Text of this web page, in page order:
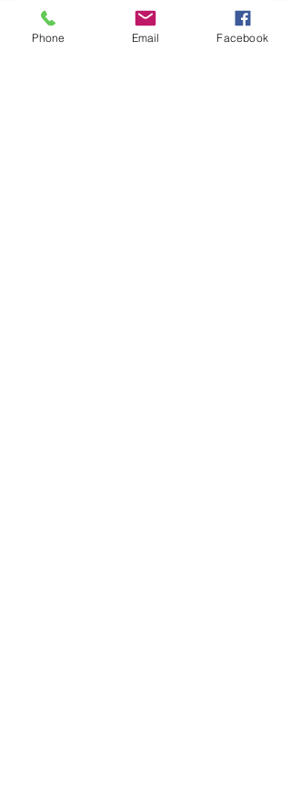
Darai Lajos: Naplóbölcsességeim
Phone Email Facebook